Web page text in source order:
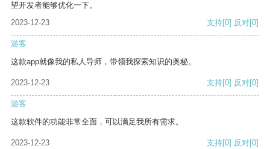
望开发者能够优化一下。
2023-12-23
支持[0] 反对[0]
游客
这款app就像我的私人导师，带领我探索知识的奥秘。
2023-12-23 支持[0] 反对[0]
游客
这款软件的功能非常全面，可以满足我所有需求。
2023-12-23 支持[0] 反对[0]